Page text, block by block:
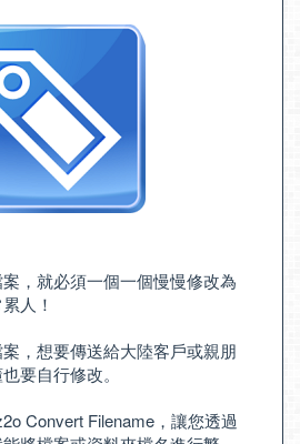
，就必須一個一個慢慢修改為
人！
，想要傳送給大陸客戶或親朋
要自行修改。
Convert Filename，讓您透過